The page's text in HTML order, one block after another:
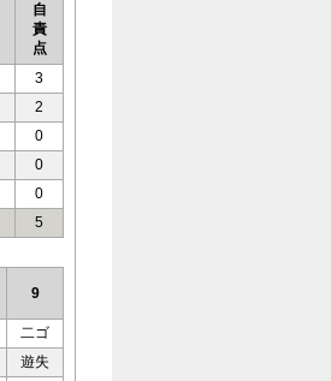
自
責
点
3
2
0
0
0
5
9
二ゴ
遊失